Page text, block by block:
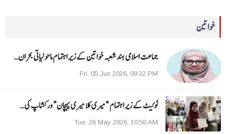
خواتین
جماعت اسلامی ہند شعبہ خواتین کے زیر اہتمام ماحولیاتی بحران…
Fri, 05 Jun 2026, 09:32 PM
ٹوئیٹ کے زیر اہتمام ”میری کلا میری پہچان“ ورکشاپ کی…
Tue, 26 May 2026, 10:50 AM